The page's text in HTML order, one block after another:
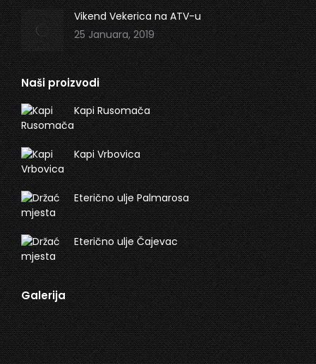
Vikend Vekerica na ATV-u
25 Januara, 2019
Naši proizvodi
Kapi Rusomača
Kapi Vrbovica
Eterično ulje Palmarosa
Eterično ulje Čajevac
Galerija